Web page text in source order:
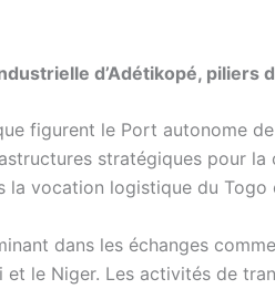
d’Adétikopé, piliers
figurent le Port autonome
stratégiques pour
vocation logistique du Togo
dans les échanges
et le Niger. Les activités de